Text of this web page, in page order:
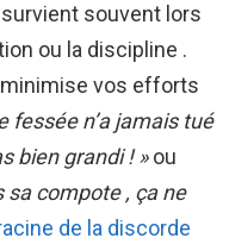
souvent lors
ou la discipline .
minimise vos efforts
fessée n’a jamais tué
bien grandi ! »ou
sa compote , ça ne
de la discorde